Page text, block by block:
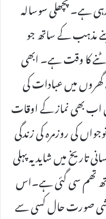
ہے۔ پچھلی سوسالہ
مذہب کے ساتھ جو
کا وقت ہے۔ ابھی
میں عبادات کی
اب بھی نماز کے اوقات
کی روزمرہ کی زندگی
تاریخ میں شاید یہ پہلی
تھم سی گئی ہے۔اس
صورت حال کسی سے